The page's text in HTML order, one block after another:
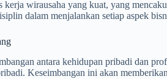
kerja wirausaha yang kuat, yang
dalam menjalankan setiap aspek
antara kehidupan pribadi dan
Keseimbangan ini akan